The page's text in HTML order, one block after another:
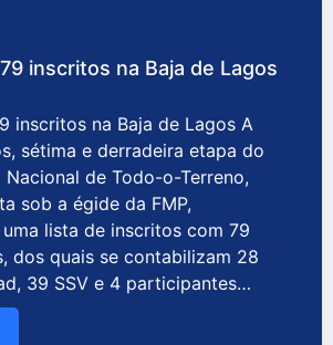
inscritos na Baja de Lagos
inscritos na Baja de Lagos A
sétima e derradeira etapa do
Nacional de Todo-o-Terreno,
sob a égide da FMP,
lista de inscritos com 79
dos quais se contabilizam 28
39 SSV e 4 participantes…